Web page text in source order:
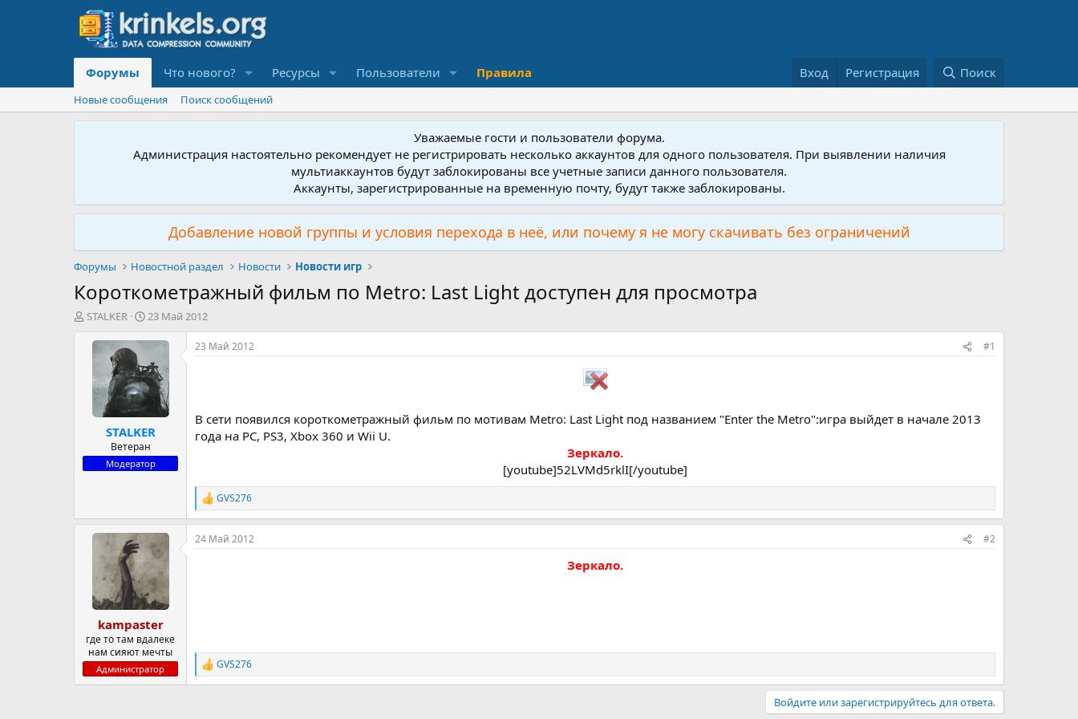
Форумы Что нового? Ресурсы Пользователи Правила Вход Регистрация Поиск
Новые сообщения Поиск сообщений
Уважаемые гости и пользователи форума.
Администрация настоятельно рекомендует не регистрировать несколько аккаунтов для одного пользователя. При выявлении наличия
мультиаккаунтов будут заблокированы все учетные записи данного пользователя.
Аккаунты, зарегистрированные на временную почту, будут также заблокированы.
Добавление новой группы и условия перехода в неё, или почему я не могу скачивать без ограничений
Форумы Новостной раздел Новости Новости игр
Короткометражный фильм по Metro: Last Light доступен для просмотра
А
м
STALKER
Д
т
а
н
а
ч
а
л
а
23 Май 2012
STALKER
Ветеран
Модератор
23 Май 2012 #1
В сети появился короткометражный фильм по мотивам Metro: Last Light под названием "Enter the Metro":игра выйдет в начале 2013
года на PC, PS3, Xbox 360 и Wii U.
Зеркало.
[youtube]52LVMd5rklI[/youtube]​
Р
е
а
к
GVS276
kampaster
где то там вдалеке
нам сияют мечты
Администратор
24 Май 2012 #2
Зеркало.
Р
е
GVS276
Войдите или зарегистрируйтесь для ответа.